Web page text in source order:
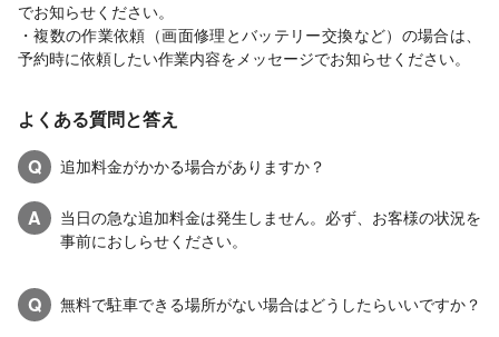
でお知らせください。
・複数の作業依頼（画面修理とバッテリー交換など）の場合は、
予約時に依頼したい作業内容をメッセージでお知らせください。
よくある質問と答え
Q
追加料金がかかる場合がありますか？
A
当日の急な追加料金は発生しません。必ず、お客様の状況を
事前におしらせください。
Q 無料で駐車できる場所がない場合はどうしたらいいですか？